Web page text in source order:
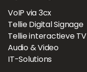
VoIP via 3cx
Tellie Digital Signage
Tellie interactieve TV
Audio & Video
IT-Solutions